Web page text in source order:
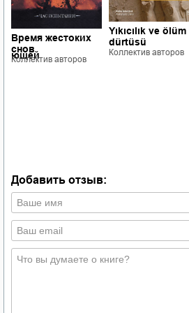
Время жестоких
снов
Коллектив авторов
Yıkıcılık ve ölüm
dürtüsü
Коллектив авторов
Добавить отзыв: